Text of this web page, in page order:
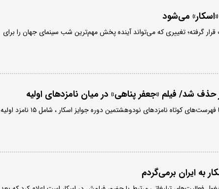
می‌شود
قرار گرفته؛ تغییری که می‌تواند آینده پخش مهم‌ترین شب سینمای جهان را برای
حذف شد/ فیلم «جعفر پناهی» در میان نامزدهای اولیه
آکادمی علوم و هنرهای سینما فهرست‌های کوتاه نامزدهای نودوهشتمین دوره جوایز اسکار ، شامل ۱۵ نامزد اولیه
به ایران برمی‌گردم